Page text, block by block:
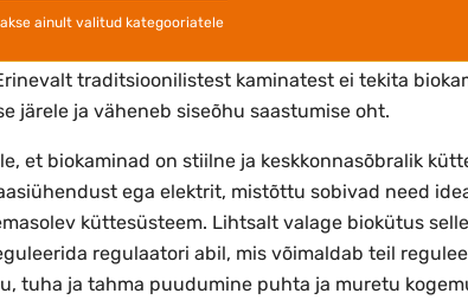
teine eelis on see, et nad ei vaja korstna- ega
traditsioonilistest kaminatest ei tekita
järele ja väheneb siseõhu saastumise oht.
et biokaminad on stiilne ja keskkonnasõbralik
ega elektrit, mistõttu sobivad need
küttesüsteem. Lihtsalt valage biokütus
regulaatori abil, mis võimaldab teil
tuha ja tahma puudumine puhta ja muretu
ainult valitud kategooriatele